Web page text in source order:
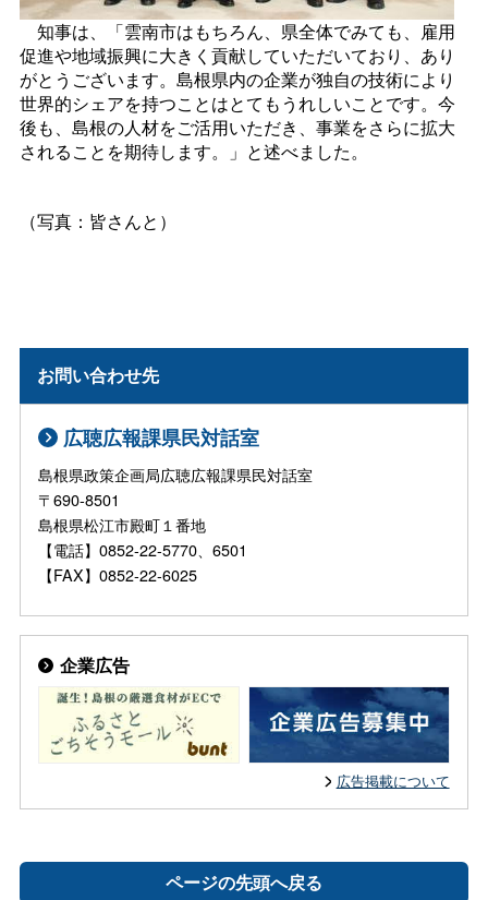
知事は、「雲南市はもちろん、県全体でみても、雇用
促進や地域振興に大きく貢献していただいており、あり
がとうございます。島根県内の企業が独自の技術により
世界的シェアを持つことはとてもうれしいことです。今
後も、島根の人材をご活用いただき、事業をさらに拡大
されることを期待します。」と述べました。
（写真：皆さんと）
お問い合わせ先
広聴広報課県民対話室
島根県政策企画局広聴広報課県民対話室
〒690-8501
島根県松江市殿町１番地
【電話】0852-22-5770、6501
【FAX】0852-22-6025
企業広告
広告掲載について
ページの先頭へ戻る